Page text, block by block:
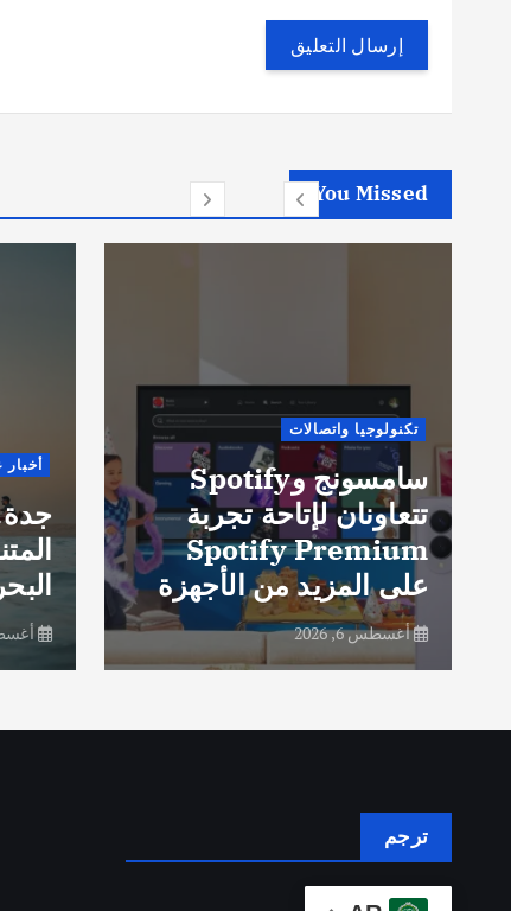
You Missed
تكنولوجيا واتصالات
سامسونج وSpotify
تتعاونان لإتاحة تجربة
Spotify Premium
على المزيد من الأجهزة
أغسطس 6, 2026
أخبار
أغسطس
ترجم